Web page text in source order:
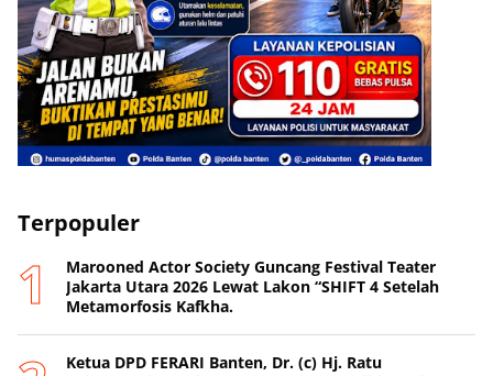
Terpopuler
Marooned Actor Society Guncang Festival Teater
Jakarta Utara 2026 Lewat Lakon “SHIFT 4 Setelah
Metamorfosis Kafkha.
Ketua DPD FERARI Banten, Dr. (c) Hj. Ratu